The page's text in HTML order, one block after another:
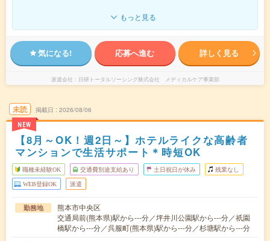
もっと見る
気になる! 応募へ進む 詳しく見る
派遣会社 日研トータルソーシング株式会社 メディカルケア事業部
未読
NEW
掲載日 2026/08/06
【8月～OK！週2日～】ホテルライクな高齢者
マンションで生活サポート＊時短OK
職種未経験OK 交通費別途支給あり 土日祝日が休み 残業なし
WEB登録OK 派遣
勤務地
熊本市中央区
交通局前(熊本県)駅から---分／坪井川公園駅から---分／祇園
橋駅から---分／呉服町(熊本県)駅から---分／杉塘駅から---分